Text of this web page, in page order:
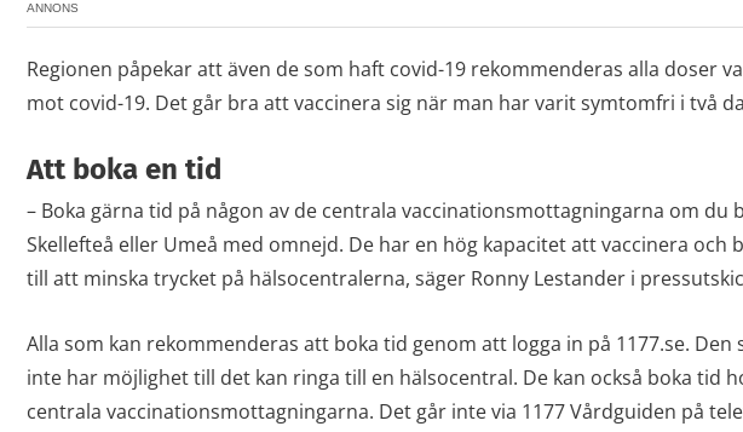
ANNONS
Regionen påpekar att även de som haft covid-19 rekommenderas alla doser
mot covid-19. Det går bra att vaccinera sig när man har varit symtomfri i två
Att boka en tid
– Boka gärna tid på någon av de centrala vaccinationsmottagningarna om du
Skellefteå eller Umeå med omnejd. De har en hög kapacitet att vaccinera och
till att minska trycket på hälsocentralerna, säger Ronny Lestander i
Alla som kan rekommenderas att boka tid genom att logga in på 1177.se. Den
inte har möjlighet till det kan ringa till en hälsocentral. De kan också boka tid
centrala vaccinationsmottagningarna. Det går inte via 1177 Vårdguiden på